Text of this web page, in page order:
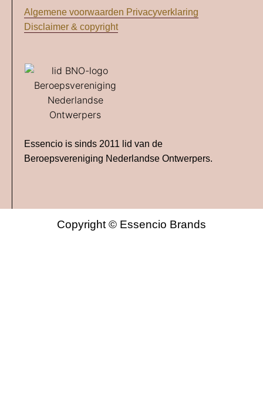
Algemene voorwaarden Privacyverklaring
Disclaimer & copyright
Essencio is sinds 2011 lid van de
Beroepsvereniging Nederlandse Ontwerpers.
Copyright © Essencio Brands